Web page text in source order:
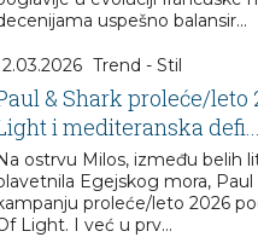
uspešno balansir...
Trend - Stil
& Shark proleće/leto
i mediteranska defi...
ostrvu Milos, između belih
Egejskog mora, Paul
proleće/leto 2026
Light. I već u prv...